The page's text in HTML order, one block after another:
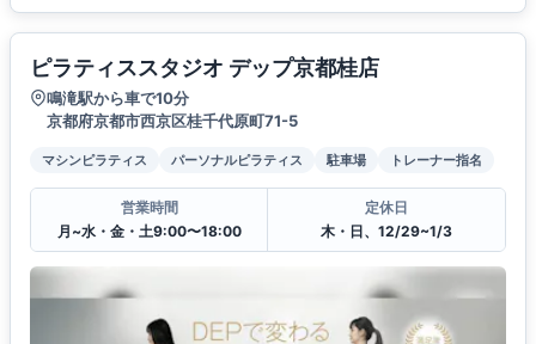
ピラティススタジオ デップ京都桂店
鳴滝駅から車で10分
京都府京都市西京区桂千代原町71-5
マシンピラティス パーソナルピラティス 駐車場 トレーナー指名
営業時間
月~水・金・土9:00〜18:00
定休日
木・日、12/29~1/3